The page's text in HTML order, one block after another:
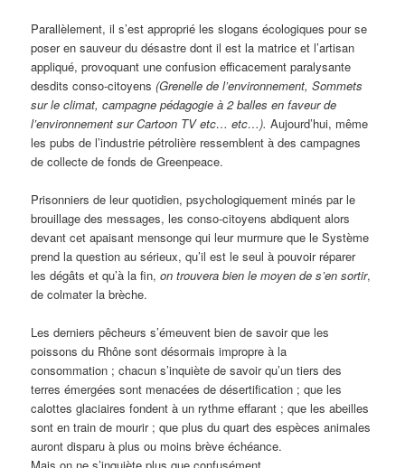
Parallèlement, il s’est approprié les slogans écologiques pour se
poser en sauveur du désastre dont il est la matrice et l’artisan
appliqué, provoquant une confusion efficacement paralysante
desdits conso-citoyens(Grenelle de l’environnement, Sommets
sur le climat, campagne pédagogie à 2 balles en faveur de
l’environnement sur Cartoon TV etc… etc…).Aujourd’hui, même
les pubs de l’industrie pétrolière ressemblent à des campagnes
de collecte de fonds de Greenpeace.
Prisonniers de leur quotidien, psychologiquement minés par le
brouillage des messages, les conso-citoyens abdiquent alors
devant cet apaisant mensonge qui leur murmure que le Système
prend la question au sérieux, qu’il est le seul à pouvoir réparer
les dégâts et qu’à la fin,on trouvera bien le moyen de s’en sortir,
de colmater la brèche.
Les derniers pêcheurs s’émeuvent bien de savoir que les
poissons du Rhône sont désormais impropre à la
consommation ; chacun s’inquiète de savoir qu’un tiers des
terres émergées sont menacées de désertification ; que les
calottes glaciaires fondent à un rythme effarant ; que les abeilles
sont en train de mourir ; que plus du quart des espèces animales
auront disparu à plus ou moins brève échéance.